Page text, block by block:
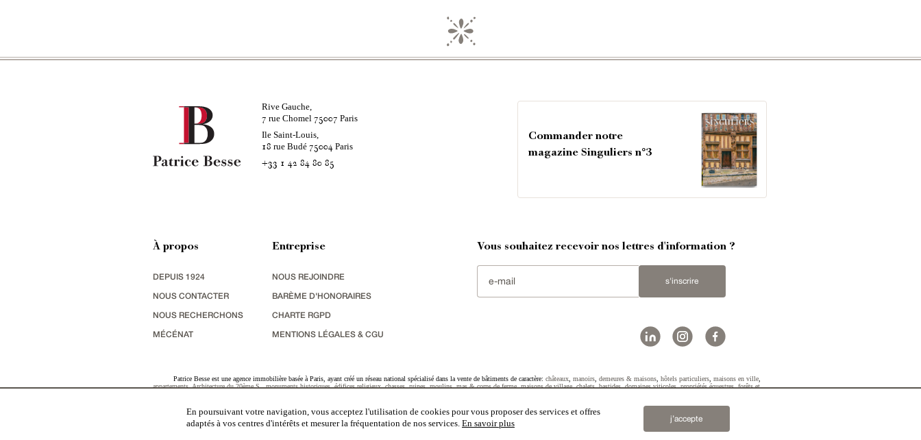
Rive Gauche,
7 rue Chomel 75007 Paris
Ile Saint-Louis,
18 rue Budé 75004Paris
+33 1 42 84 80 85
Commander notre
magazine Singuliers n°3
À propos
DEPUIS 1924
NOUS CONTACTER
NOUS RECHERCHONS
MÉCÉNAT
Entreprise
NOUS REJOINDRE
BARÈME D'HONORAIRES
CHARTE RGPD
MENTIONS LÉGALES & CGU
Vous souhaitez recevoir nos lettres d'information ?
s'inscrire
Patrice Besse est une agence immobilière basée à Paris, ayant créé un réseau national spécialisé dans la vente de bâtiments de caractère: châteaux manoirs demeures & maisons hôtels particuliers maisons en ville
appartements,Architecture du 20ème S.,monuments historiques,édifices religieux,chasses,ruines,moulins,mas & corps de ferme,maisons de village,chalets,bastides,domaines viticoles,propriétés équestres,forêts et
En poursuivant votre navigation, vous acceptez l'utilisation de cookies pour vous proposer des services et offres
adaptés à vos centres d'intérêts et mesurer la fréquentation de nos services. En savoir plus j’accepte